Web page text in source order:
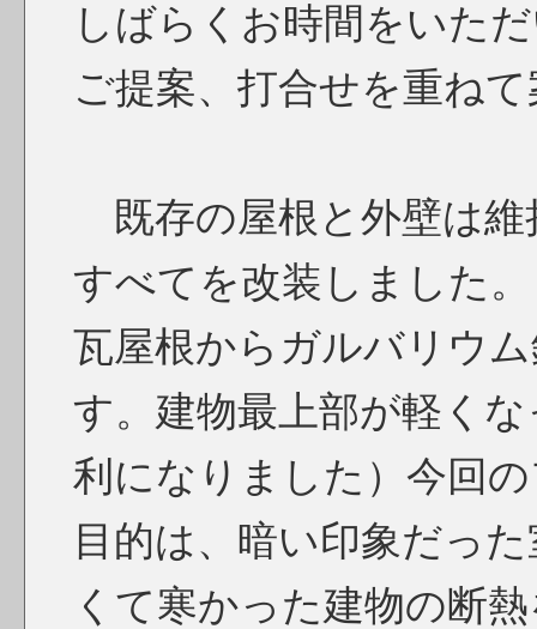
しばらくお時間をいた
ご提案、打合せを重ね
既存の屋根と外壁は維
すべてを改装しました
瓦屋根からガルバリウ
す。建物最上部が軽く
利になりました）今回
目的は、暗い印象だっ
くて寒かった建物の断